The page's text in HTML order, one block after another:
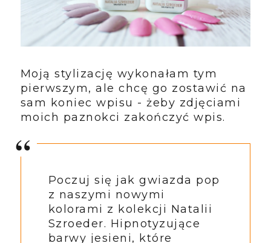
Moją stylizację wykonałam tym
pierwszym, ale chcę go zostawić na
sam koniec wpisu - żeby zdjęciami
moich paznokci zakończyć wpis.
Poczuj się jak gwiazda pop
z naszymi nowymi
kolorami z kolekcji Natalii
Szroeder. Hipnotyzujące
barwy jesieni, które